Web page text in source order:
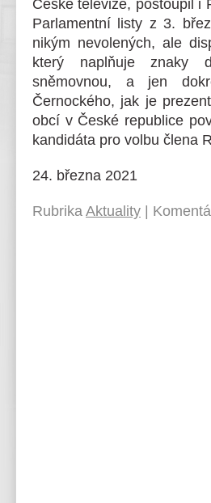
České televize, postoupil i
Parlamentní listy z 3.
nikým nevolených, ale
který naplňuje znaky
sněmovnou, a jen
Černockého, jak je
obcí v České republice
kandidáta pro volbu člena
24. března 2021
Rubrika Aktuality